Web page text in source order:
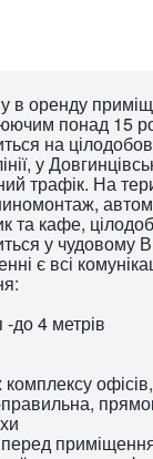
в оренду
понад 15
на
у
трафік. На
та кафе,
у чудовому В
є всі
до 4 метрів